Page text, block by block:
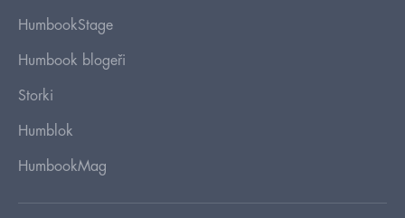
HumbookStage
Humbook blogeři
Storki
Humblok
HumbookMag